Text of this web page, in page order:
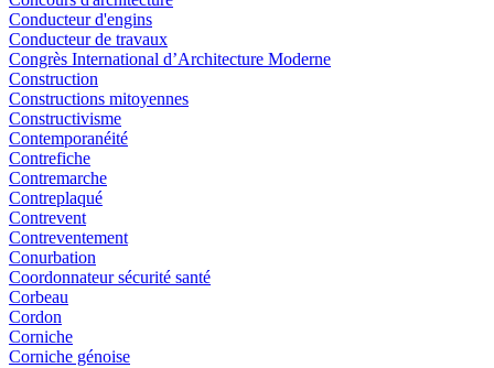
Conducteur d'engins
Conducteur de travaux
Congrès International d’Architecture Moderne
Construction
Constructions mitoyennes
Constructivisme
Contemporanéité
Contrefiche
Contremarche
Contreplaqué
Contrevent
Contreventement
Conurbation
Coordonnateur sécurité santé
Corbeau
Cordon
Corniche
Corniche génoise